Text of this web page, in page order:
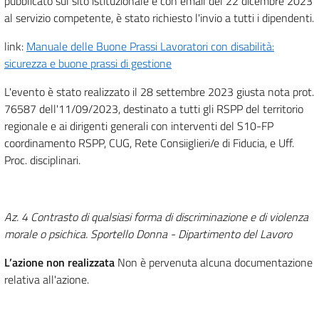
al servizio competente, è stato richiesto l'invio a tutti i dipendenti.
link: Manuale delle Buone Prassi Lavoratori con disabilità:
sicurezza e buone prassi di gestione
L'evento è stato realizzato il 28 settembre 2023 giusta nota prot.
76587 dell'11/09/2023, destinato a tutti gli RSPP del territorio
regionale e ai dirigenti generali con interventi del S10-FP
coordinamento RSPP, CUG, Rete Consiiglieri/e di Fiducia, e Uff.
Proc. disciplinari.
Az. 4 Contrasto di qualsiasi forma di discriminazione e di violenza
morale o psichica. Sportello Donna - Dipartimento del Lavoro
L’azione non realizzata Non è pervenuta alcuna documentazione
relativa all'azione.